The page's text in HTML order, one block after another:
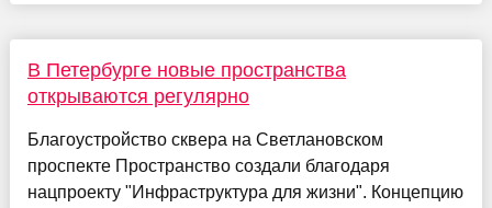
В Петербурге новые пространства
открываются регулярно
Благоустройство сквера на Светлановском
проспекте Пространство создали благодаря
нацпроекту "Инфраструктура для жизни". Концепцию